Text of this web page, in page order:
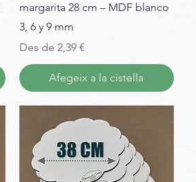
margarita 28 cm – MDF blanco
3, 6 y 9 mm
Des de 2,39 €
Preu d'oferta
Afegeix a la cistella